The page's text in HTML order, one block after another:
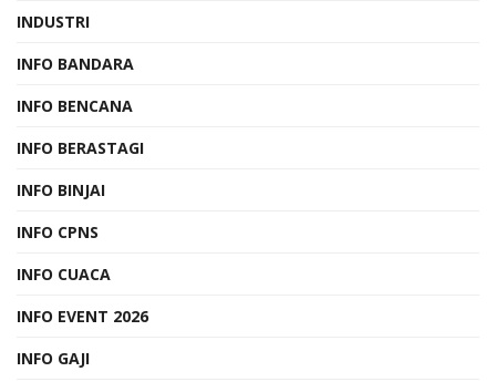
INDUSTRI
INFO BANDARA
INFO BENCANA
INFO BERASTAGI
INFO BINJAI
INFO CPNS
INFO CUACA
INFO EVENT 2026
INFO GAJI